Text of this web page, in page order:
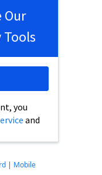
Our
Tools
you
and
| Mobile